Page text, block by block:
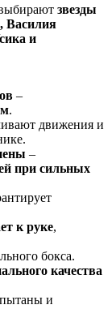
звезды
Василия
и
–
.
движения и
–
при сильных
к руке,
бокса.
качества
и